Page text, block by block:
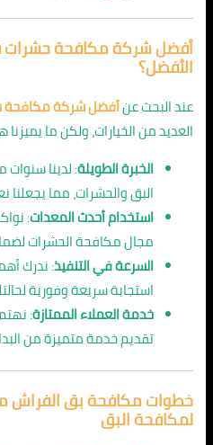
أفضل شركة مكافحة حشرات
الأفضل؟
عند البحث عنأفضل شركة مكافحة
العديد من الخيارات، ولكن ما يميزنا
الخبرة الطويلة: لدينا
البق والحشرات، مما
استخدام أحدث المعدات:
مجال مكافحة الحشرات
السرعة في التنفيذ: ندرك
استجابة سريعة وفورية
خدمة العملاء الممتازة:
تقديم خدمة متميزة من
خطوات مكافحة بق الفراش
لمكافحة البق